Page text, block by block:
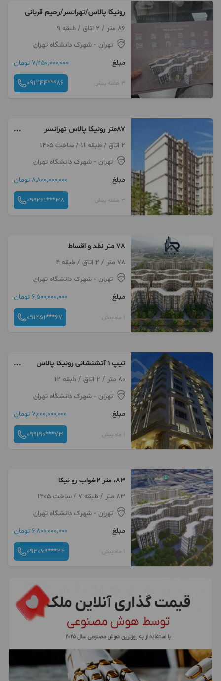
رونیکا پالاس/تهرانسر/رحیم قربانی
86 متر / 2 اتاق / طبقه 9
تهران - شهرک دانشگاه تهران
مبلغ
7,250,000,000 تومان
3 هفته پیش 091244***86
۸۷متر رونیکا پالاس تهرانسر
شخصی
2 اتاق / طبقه 11 / ساخت 1405
تهران - شهرک دانشگاه تهران
مبلغ
8,800,000,000 تومان
3 هفته پیش 099261***38
78 متر نقد و اقساط
78 متر / 2 اتاق / طبقه 4
تهران - شهرک دانشگاه تهران
مبلغ
6,500,000,000 تومان
1 ماه پیش 091251***67
تیپ ۱ آتشنشانی رونیکا پالاس
تهرانسر رحیم قربانی80 متر / 2 اتاق / طبقه 12
تهران - شهرک دانشگاه تهران
مبلغ
7,000,000,000 تومان
1 ماه پیش 099190***73
83، متر 2خواب رو نیکا
83 متر / طبقه 7 / ساخت 1405
تهران - شهرک دانشگاه تهران
مبلغ
6,800,000,000 تومان
1 ماه پیش 093069***24